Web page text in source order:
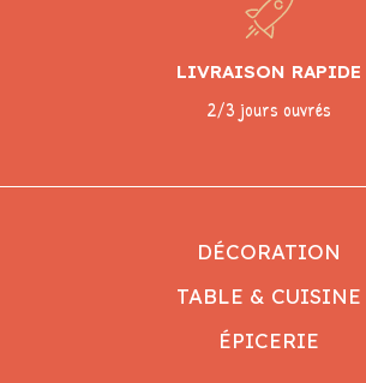
LIVRAISON RAPIDE
2/3 jours ouvrés
DÉCORATION
TABLE & CUISINE
ÉPICERIE